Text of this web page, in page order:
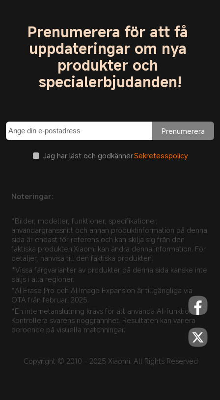
Prenumerera för att få
uppdateringar om nya
produkter och
specialerbjudanden!
Prenumerera
Jag har läst och godkännerSekretesspolicy
Noteringar:
*Bilder, modeller, funktioner, specifikationer,
användargränssnitt och annan produktinformation på denna
sida är endast för referens och kan skilja sig från den
faktiska produkten.Xiaomi kan ändra denna information. För
detaljer, hänvisa till den faktiska produkten.
*Vissa färgvarianter av produkter på denna sida kanske inte
säljs i alla regioner.
*AI Erase Pro och AI Image Expansion är tillgängliga via
OTA från februari 2025.
*En internetanslutning krävs för att använda AI-funktioner.
Kontrollera svarens noggrannhet. Resultaten kan variera
beroende på visuella matchningar.
Copyright © 2010 - 2025 Xiaomi. All Rights Reserved